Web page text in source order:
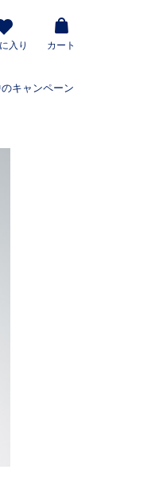
入り カート
キャンペーン